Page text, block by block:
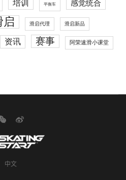
培训 平衡车 感觉统合
启 滑启代理 滑启新品
资讯 赛事 阿荣速滑小课堂
中文